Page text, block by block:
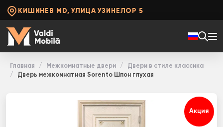
КИШИНЕВ MD, УЛИЦА УЗИНЕЛОР 5
Главная Межкомнатные двери
Двери в стиле классика
Дверь межкомнатная Sorento Шпон глухая
Акция